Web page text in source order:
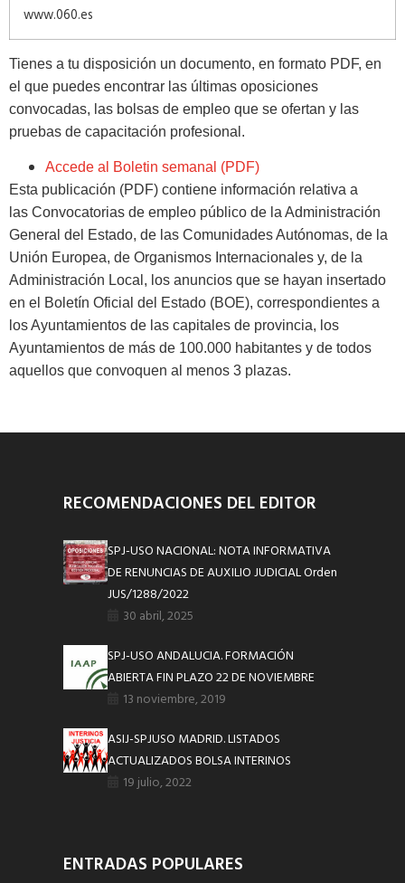
www.060.es
Tienes a tu disposición un documento, en formato PDF, en
el que puedes encontrar las últimas oposiciones
convocadas, las bolsas de empleo que se ofertan y las
pruebas de capacitación profesional.
Accede al Boletin semanal (PDF)
Esta publicación (PDF) contiene información relativa a
las Convocatorias de empleo público de la Administración
General del Estado, de las Comunidades Autónomas, de la
Unión Europea, de Organismos Internacionales y, de la
Administración Local, los anuncios que se hayan insertado
en el Boletín Oficial del Estado (BOE), correspondientes a
los Ayuntamientos de las capitales de provincia, los
Ayuntamientos de más de 100.000 habitantes y de todos
aquellos que convoquen al menos 3 plazas.
RECOMENDACIONES DEL EDITOR
SPJ-USO NACIONAL: NOTA INFORMATIVA
DE RENUNCIAS DE AUXILIO JUDICIAL Orden
JUS/1288/2022
30 abril, 2025
SPJ-USO ANDALUCIA. FORMACIÓN
ABIERTA FIN PLAZO 22 DE NOVIEMBRE
13 noviembre, 2019
ASIJ-SPJUSO MADRID. LISTADOS
ACTUALIZADOS BOLSA INTERINOS
19 julio, 2022
ENTRADAS POPULARES